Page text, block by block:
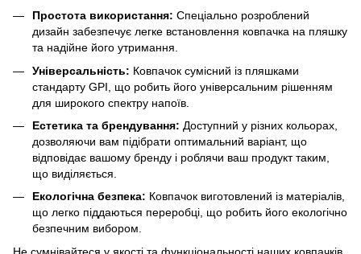
Простота використання: Спеціально розроблений
дизайн забезпечує легке встановлення ковпачка на пляшку
та надійне його утримання.
Універсальність: Ковпачок сумісний із пляшками
стандарту GPI, що робить його універсальним рішенням
для широкого спектру напоїв.
Естетика та брендування: Доступний у різних кольорах,
дозволяючи вам підібрати оптимальний варіант, що
відповідає вашому бренду і роблячи ваш продукт таким,
що виділяється.
Екологічна безпека: Ковпачок виготовлений із матеріалів,
що легко піддаються переробці, що робить його екологічно
безпечним вибором.
Не сумнівайтеся у якості та функціональності наших ковпачків